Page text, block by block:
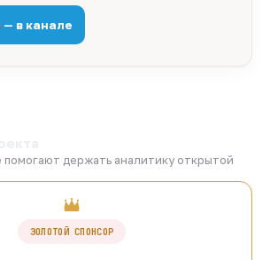
в канале
держать аналитику открытой
ЗОЛОТОЙ СПОНСОР